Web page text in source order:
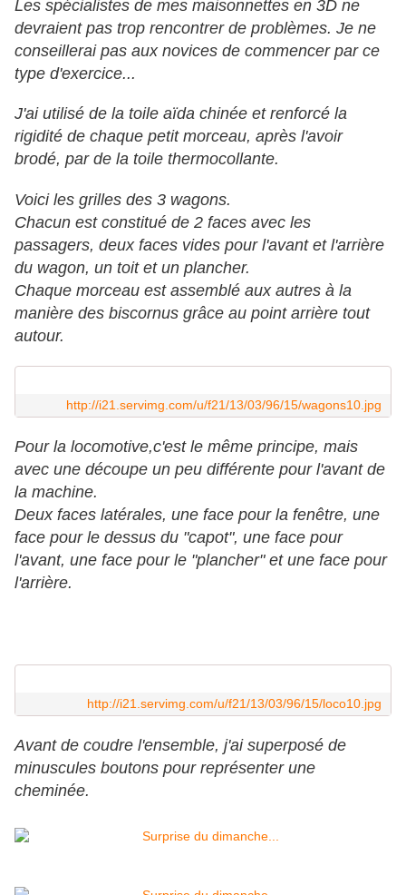
Les spécialistes de mes maisonnettes en 3D ne
devraient pas trop rencontrer de problèmes. Je ne
conseillerai pas aux novices de commencer par ce
type d'exercice...
J'ai utilisé de la toile aïda chinée et renforcé la
rigidité de chaque petit morceau, après l'avoir
brodé, par de la toile thermocollante.
Voici les grilles des 3 wagons.
Chacun est constitué de 2 faces avec les
passagers, deux faces vides pour l'avant et l'arrière
du wagon, un toit et un plancher.
Chaque morceau est assemblé aux autres à la
manière des biscornus grâce au point arrière tout
autour.
http://i21.servimg.com/u/f21/13/03/96/15/wagons10.jpg
Pour la locomotive,c'est le même principe, mais
avec une découpe un peu différente pour l'avant de
la machine.
Deux faces latérales, une face pour la fenêtre, une
face pour le dessus du "capot", une face pour
l'avant, une face pour le "plancher" et une face pour
l'arrière.
http://i21.servimg.com/u/f21/13/03/96/15/loco10.jpg
Avant de coudre l'ensemble, j'ai superposé de
minuscules boutons pour représenter une
cheminée.